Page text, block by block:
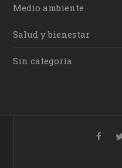
Medio ambiente
Salud y bienestar
Sin categoría